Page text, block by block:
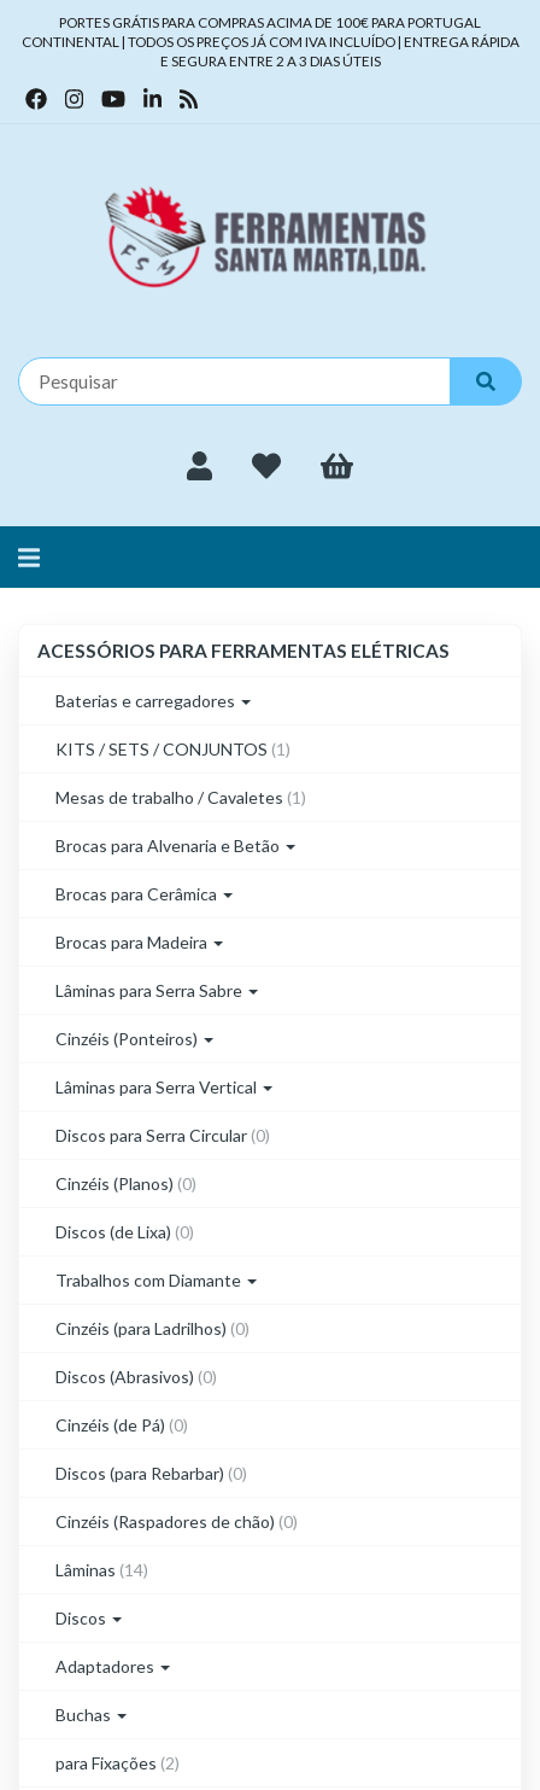
PORTES GRÁTIS PARA COMPRAS ACIMA DE 100€ PARA PORTUGAL
CONTINENTAL | TODOS OS PREÇOS JÁ COM IVA INCLUÍDO | ENTREGA RÁPIDA
E SEGURA ENTRE 2 A 3 DIAS ÚTEIS
Alternar
PARA
ELÉTRICAS
ACESSÓRIOS PARA FERRAMENTAS ELÉTRICAS
Baterias e carregadores
KITS / SETS / CONJUNTOS (1)
Mesas de trabalho / Cavaletes (1)
Brocas para Alvenaria e Betão
Brocas para Cerâmica
Brocas para Madeira
Lâminas para Serra Sabre
Cinzéis (Ponteiros)
Lâminas para Serra Vertical
Discos para Serra Circular (0)
Cinzéis (Planos) (0)
Discos (de Lixa) (0)
Trabalhos com Diamante
Cinzéis (para Ladrilhos) (0)
Discos (Abrasivos) (0)
Cinzéis (de Pá) (0)
Discos (para Rebarbar) (0)
Cinzéis (Raspadores de chão) (0)
Lâminas (14)
Discos
Adaptadores
Buchas
para Fixações (2)